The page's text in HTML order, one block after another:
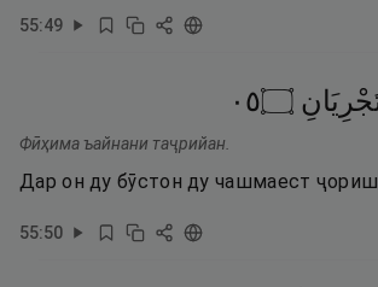
55:49
۝٥٠
Фӣҳима ъайнани таҷрийан.
Дар он ду бӯстон ду чашмаест
55:50